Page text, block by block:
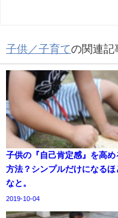
子供／子育ての関連記
子供の『自己肯定感』を高め
方法？シンプルだけになるほ
なと。
2019-10-04